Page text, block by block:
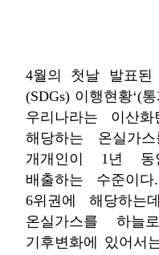
4월의 첫날 발표된
(SDGs) 이행현황‘(
우리나라는 이산
해당하는 온실가
개개인이 1년 동
배출하는 수준이
6위권에 해당하는
온실가스를 하
기후변화에 있어서